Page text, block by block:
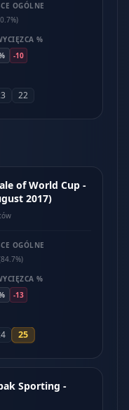
OGÓLNE
%
-10
22
of World Cup -
2017)
OGÓLNE
%
-13
25
Sporting -